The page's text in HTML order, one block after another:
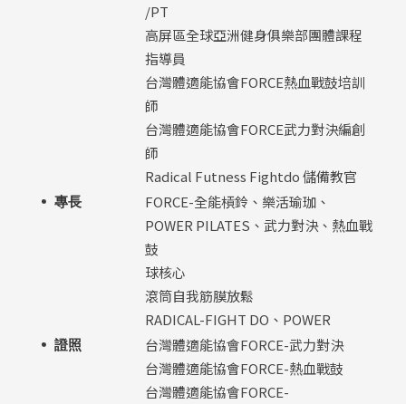
/PT
高屏區全球亞洲健身俱樂部團體課程
指導員
台灣體適能協會FORCE熱血戰鼓培訓
師
台灣體適能協會FORCE武力對決編創
師
Radical Futness Fightdo 儲備教官
專長
FORCE-全能槓鈴、樂活瑜珈、
POWER PILATES、武力對決、熱血戰
鼓
球核心
滾筒自我筋膜放鬆
RADICAL-FIGHT DO、POWER
證照
台灣體適能協會FORCE-武力對決
台灣體適能協會FORCE-熱血戰鼓
台灣體適能協會FORCE-